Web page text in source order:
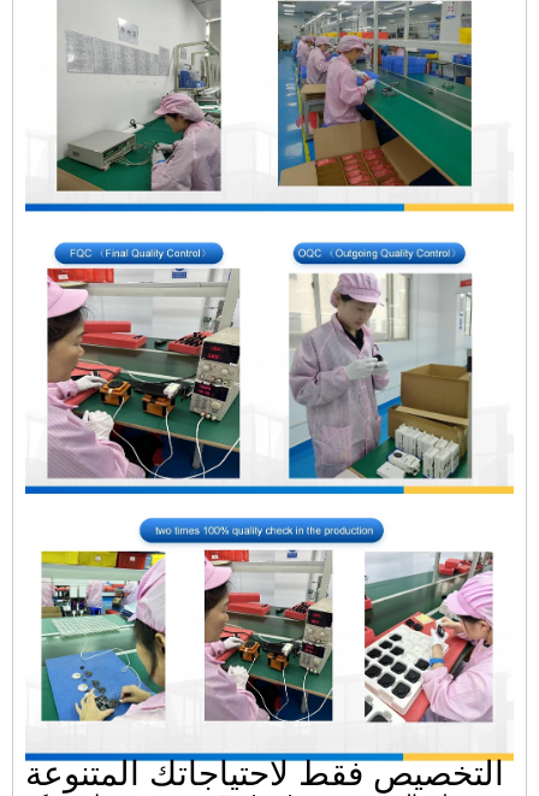
التخصيص فقط لاحتياجاتك المتنوعة